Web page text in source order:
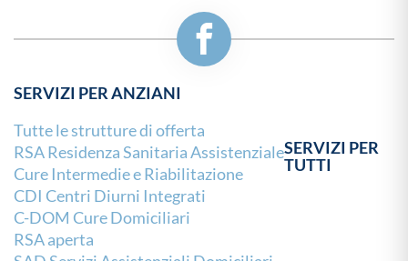
SERVIZI PER ANZIANI
Tutte le strutture di offerta
RSA Residenza Sanitaria Assistenziale
Cure Intermedie e Riabilitazione
CDI Centri Diurni Integrati
C-DOM Cure Domiciliari
RSA aperta
SERVIZI PER
TUTTI